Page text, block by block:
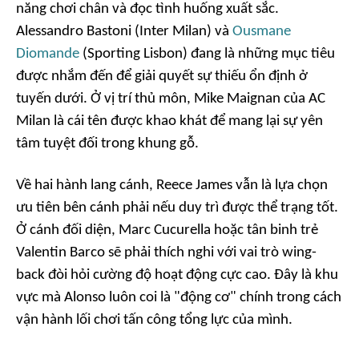
năng chơi chân và đọc tình huống xuất sắc.
Alessandro Bastoni (Inter Milan) và Ousmane
Diomande (Sporting Lisbon) đang là những mục tiêu
được nhắm đến để giải quyết sự thiếu ổn định ở
tuyến dưới. Ở vị trí thủ môn, Mike Maignan của AC
Milan là cái tên được khao khát để mang lại sự yên
tâm tuyệt đối trong khung gỗ.
Về hai hành lang cánh, Reece James vẫn là lựa chọn
ưu tiên bên cánh phải nếu duy trì được thể trạng tốt.
Ở cánh đối diện, Marc Cucurella hoặc tân binh trẻ
Valentin Barco sẽ phải thích nghi với vai trò wing-
back đòi hỏi cường độ hoạt động cực cao. Đây là khu
vực mà Alonso luôn coi là "động cơ" chính trong cách
vận hành lối chơi tấn công tổng lực của mình.